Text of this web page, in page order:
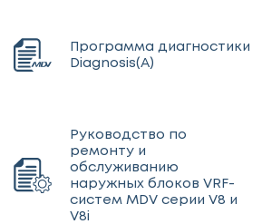
Программа диагностики
Diagnosis(A)
Руководство по
ремонту и
обслуживанию
наружных блоков VRF-
систем MDV серии V8 и
V8i